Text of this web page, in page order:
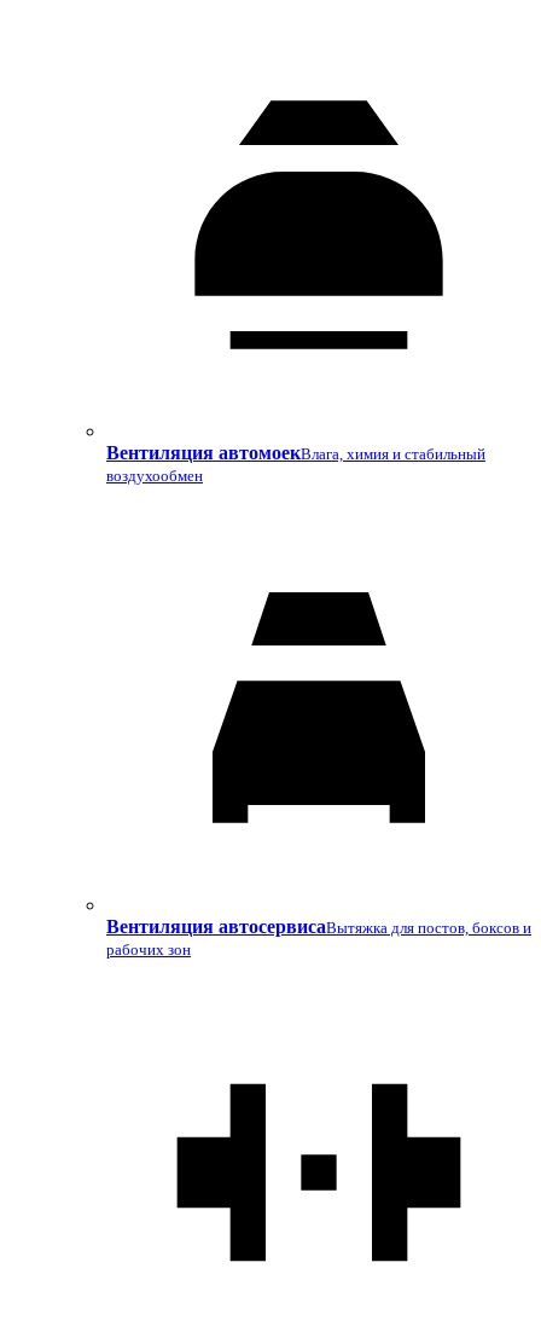
Вентиляция автомоекВлага, химия и стабильный
воздухообмен
Вентиляция автосервисаВытяжка для постов, боксов и
рабочих зон